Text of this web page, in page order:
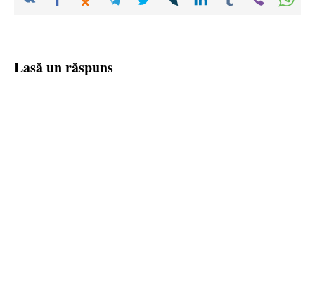
Lasă un răspuns